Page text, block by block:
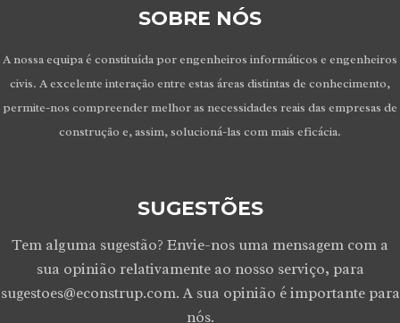
SOBRE NÓS
A nossa equipa é constituída por engenheiros informáticos e engenheiros
civis. A excelente interação entre estas áreas distintas de conhecimento,
permite-nos compreender melhor as necessidades reais das empresas de
construção e, assim, solucioná-las com mais eficácia.
SUGESTÕES
Tem alguma sugestão? Envie-nos uma mensagem com a
sua opinião relativamente ao nosso serviço, para
sugestoes@econstrup.com. A sua opinião é importante para
nós.